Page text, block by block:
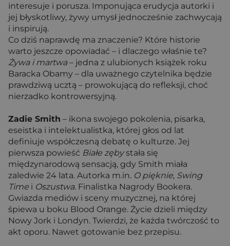
interesuje i porusza. Imponująca erudycja autorki i
jej błyskotliwy, żywy umysł jednocześnie zachwycają
i inspirują.
Co dziś naprawdę ma znaczenie? Które historie
warto jeszcze opowiadać – i dlaczego właśnie te?
Żywa i martwa– jedna z ulubionych książek roku
Baracka Obamy – dla uważnego czytelnika będzie
prawdziwą ucztą – prowokującą do refleksji, choć
nierzadko kontrowersyjną.
Zadie Smith – ikona swojego pokolenia, pisarka,
eseistka i intelektualistka, której głos od lat
definiuje współczesną debatę o kulturze. Jej
pierwsza powieść Białe zębystała się
międzynarodową sensacją, gdy Smith miała
zaledwie 24 lata. Autorka m.in. O pięknie, Swing
Time i Oszustwa. Finalistka Nagrody Bookera.
Gwiazda mediów i sceny muzycznej, na której
śpiewa u boku Blood Orange. Życie dzieli między
Nowy Jork i Londyn. Twierdzi, że każda twórczość to
akt oporu. Nawet gotowanie bez przepisu.